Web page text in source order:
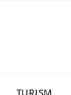
TURISM